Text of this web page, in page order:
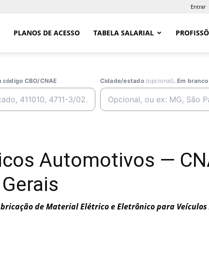
Entrar
PLANOS DE ACESSO TABELA SALARIAL
CBO/CNAE Cidade/estado (opcional). Em
Automotivos —
de Material Elétrico e Eletrônico para